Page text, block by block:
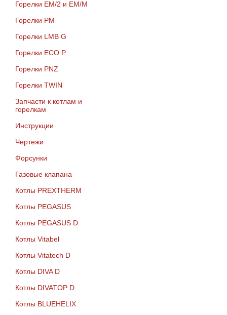
Горелки EM/2 и EM/M
Горелки PM
Горелки LMB G
Горелки ECO P
Горелки PNZ
Горелки TWIN
Запчасти к котлам и
горелкам
Инструкции
Чертежи
Форсунки
Газовые клапана
Котлы PREXTHERM
Котлы PEGASUS
Котлы PEGASUS D
Котлы Vitabel
Котлы Vitatech D
Котлы DIVA D
Котлы DIVATOP D
Котлы BLUEHELIX